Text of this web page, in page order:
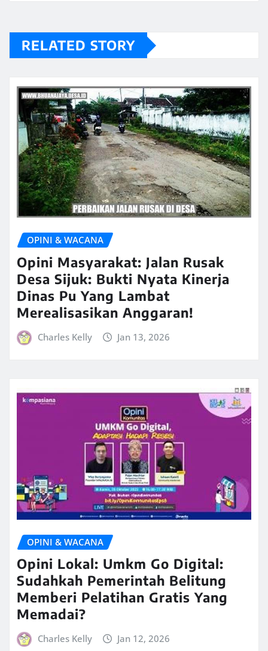
RELATED STORY
OPINI & WACANA
Opini Masyarakat: Jalan Rusak
Desa Sijuk: Bukti Nyata Kinerja
Dinas Pu Yang Lambat
Merealisasikan Anggaran!
Charles Kelly Jan 13, 2026
OPINI & WACANA
Opini Lokal: Umkm Go Digital:
Sudahkah Pemerintah Belitung
Memberi Pelatihan Gratis Yang
Memadai?
Charles Kelly Jan 12, 2026